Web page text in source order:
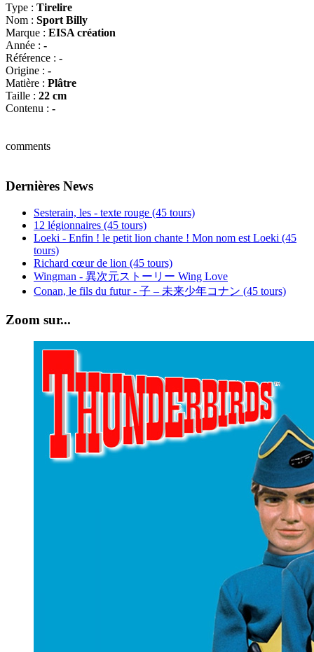
Type : Tirelire
Nom : Sport Billy
Marque : EISA création
Année : -
Référence : -
Origine : -
Matière : Plâtre
Taille : 22 cm
Contenu : -
comments
Dernières News
Sesterain, les - texte rouge (45 tours)
12 légionnaires (45 tours)
Loeki - Enfin ! le petit lion chante ! Mon nom est Loeki (45
tours)
Richard cœur de lion (45 tours)
Wingman - 異次元ストーリー Wing Love
Conan, le fils du futur - 子 – 未来少年コナン (45 tours)
Zoom sur...